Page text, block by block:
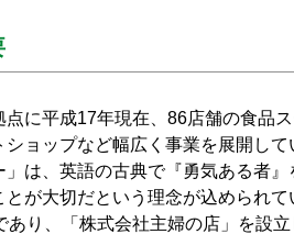
点に平成17年現在、86店舗の食品
ョップなど幅広く事業を展開して
は、英語の古典で『勇気ある者
が大切だという理念が込められて
り、「株式会社主婦の店」を設